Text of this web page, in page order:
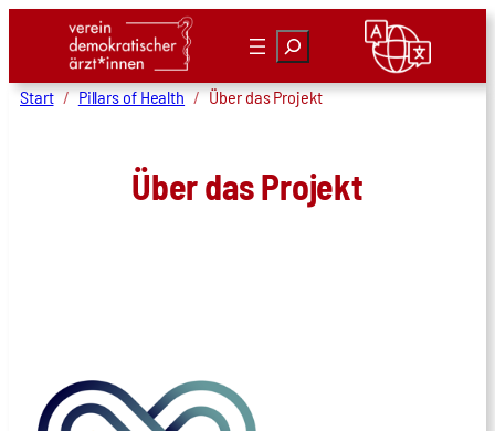
springen
Suchen
Start Pillars of Health Über das Projekt
Über das Projekt